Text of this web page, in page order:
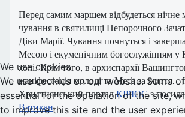
Перед самим маршем відбудеться нічне
чування в святилищі Непорочного
Діви Марії. Чування почнуться і
Месою і екуменічним богослужінням у
холі. Крім того, в архиєпархії
маніфестація молоді та Меса за життя, -
Християнський порталКІРІОСз
Ватикан.
We use cookies
We use cookies on our website. Some
essential for the operation of the site,
to improve this site and the user